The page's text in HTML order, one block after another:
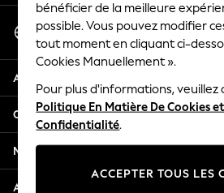
All Beachwear
Bags & Accessories
Beach Dresses & Kaftans
Dresses
Flip Flops
Sliders
Jumpsuits & Playsuits
Linen Collection
Sandals
Sélectionnez Votre Langue
Français
Aide
Confidentialité et mentions légales
Ministères
Autres services
bénéficier de la meilleure
possible. Vous pouvez modifier
tout moment en cliquant ci-
Cookies Manuellement ».
Pour plus d'informations,
Politique En Matière De Cookies
Confidentialité.
ACCEPTER TOUS LES